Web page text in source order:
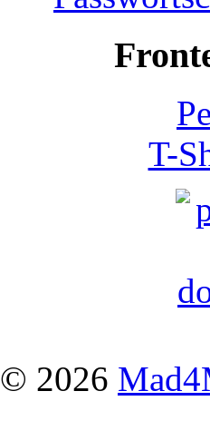
T-
© 2026